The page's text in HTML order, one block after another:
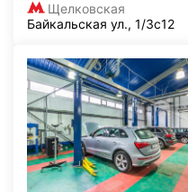
Щелковская
Байкальская ул., 1/3с12